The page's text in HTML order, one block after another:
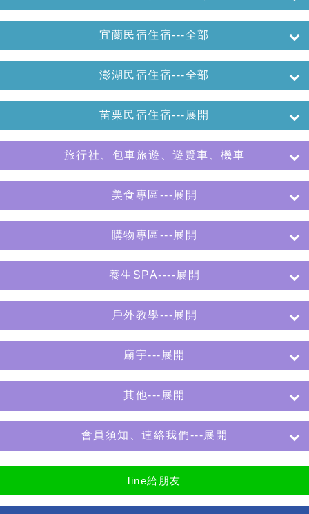
宜蘭民宿住宿---全部
澎湖民宿住宿---全部
苗栗民宿住宿---展開
旅行社、包車旅遊、遊覽車、機車
美食專區---展開
購物專區---展開
養生SPA----展開
戶外教學---展開
廟宇---展開
其他---展開
會員須知、連絡我們---展開
line給朋友